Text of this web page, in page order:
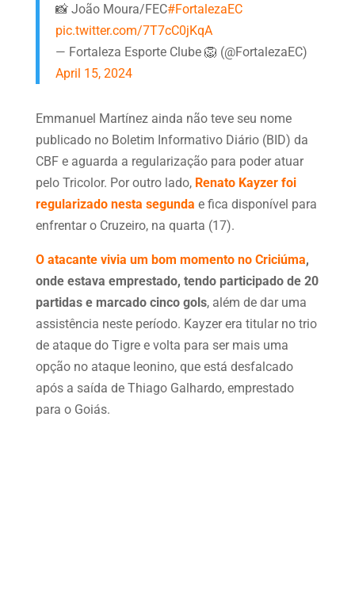
📸 João Moura/FEC#FortalezaEC
pic.twitter.com/7T7cC0jKqA
— Fortaleza Esporte Clube 🦁 (@FortalezaEC)
April 15, 2024
Emmanuel Martínez ainda não teve seu nome
publicado no Boletim Informativo Diário (BID) da
CBF e aguarda a regularização para poder atuar
pelo Tricolor. Por outro lado, Renato Kayzer foi
regularizado nesta segunda e fica disponível para
enfrentar o Cruzeiro, na quarta (17).
O atacante vivia um bom momento no Criciúma,
onde estava emprestado, tendo participado de 20
partidas e marcado cinco gols, além de dar uma
assistência neste período. Kayzer era titular no trio
de ataque do Tigre e volta para ser mais uma
opção no ataque leonino, que está desfalcado
após a saída de Thiago Galhardo, emprestado
para o Goiás.